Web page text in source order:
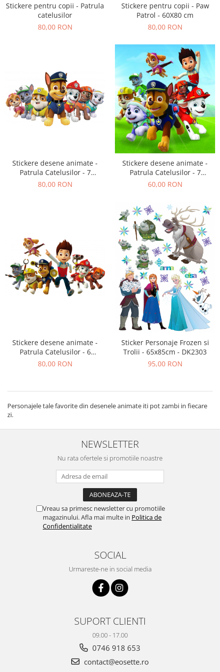
Stickere pentru copii - Patrula
catelusilor
80,00 RON
Stickere pentru copii - Paw
Patrol - 60X80 cm
80,00 RON
Stickere desene animate -
Patrula Catelusilor - 7
personaje
80,00 RON
Stickere desene animate -
Patrula Catelusilor - 7
personaje si Ryder
60,00 RON
Stickere desene animate -
Patrula Catelusilor - 6
personaje si Ryder
80,00 RON
Sticker Personaje Frozen si
Trolii - 65x85cm - DK2303
95,00 RON
Personajele tale favorite din desenele animate iti pot zambi in fiecare
zi.
NEWSLETTER
Nu rata ofertele si promotiile noastre
Vreau sa primesc newsletter cu promotiile
magazinului. Afla mai multe in Politica de
Confidentialitate
SOCIAL
Urmareste-ne in social media
SUPORT CLIENTI
09.00 - 17.00
0746 918 653
contact@eosette.ro